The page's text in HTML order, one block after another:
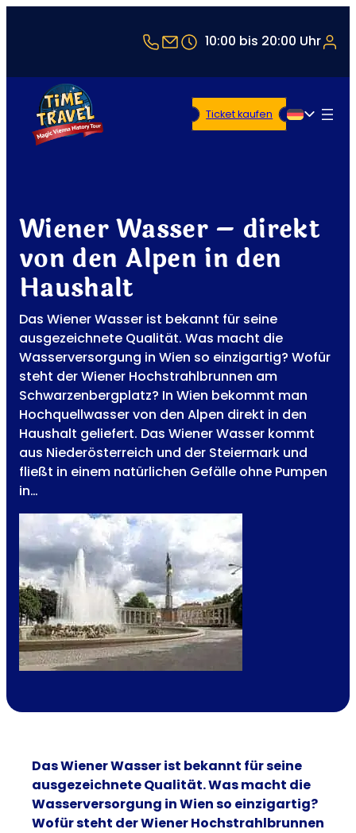
+43 1 5321514
office@timetravel-
10:00 bis 20:00 Uhr
Deutsch
Ticket kaufen
Wiener Wasser – direkt
von den Alpen in den
Haushalt
Das Wiener Wasser ist bekannt für seine
ausgezeichnete Qualität. Was macht die
Wasserversorgung in Wien so einzigartig? Wofür
steht der Wiener Hochstrahlbrunnen am
Schwarzenbergplatz? In Wien bekommt man
Hochquellwasser von den Alpen direkt in den
Haushalt geliefert. Das Wiener Wasser kommt
aus Niederösterreich und der Steiermark und
fließt in einem natürlichen Gefälle ohne Pumpen
in…
Das Wiener Wasser ist bekannt für seine
ausgezeichnete Qualität. Was macht die
Wasserversorgung in Wien so einzigartig?
Wofür steht der Wiener Hochstrahlbrunnen